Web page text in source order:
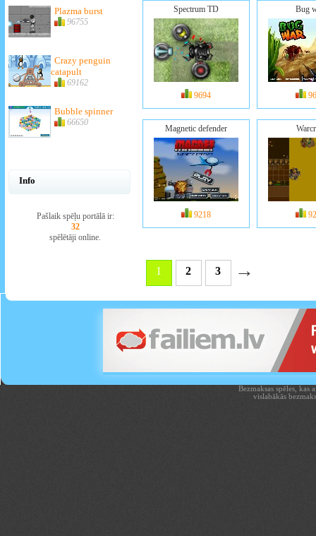
Plazma burst
96755
Crazy penguin
catapult
69162
Bubble spinner
66650
Info
Pašlaik spēļu portālā ir:
32
spēlētāji online.
Spectrum TD
9694
Bug
Magnetic defender
9218
1 2 3 →
Bezmaksas spēles,
vislabākās